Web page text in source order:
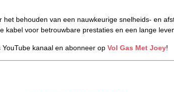
behouden van een nauwkeurige snelheids- en
kabel voor betrouwbare prestaties en een lange
kanaal en abonneer op Vol Gas Met Joey!